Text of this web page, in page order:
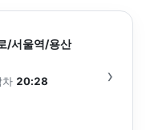
/서울역/용산
차 20:28
›